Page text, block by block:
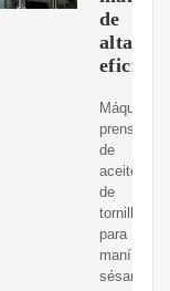
de
alta
Máquina
prensadora
de
aceite
de
tornillo
para
maní,
sésamo